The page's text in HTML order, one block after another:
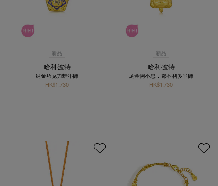
新品
哈利‧波特
足金巧克力蛙串飾
HK$1,730
新品
哈利‧波特
足金阿不思．鄧不利多串飾
HK$1,730